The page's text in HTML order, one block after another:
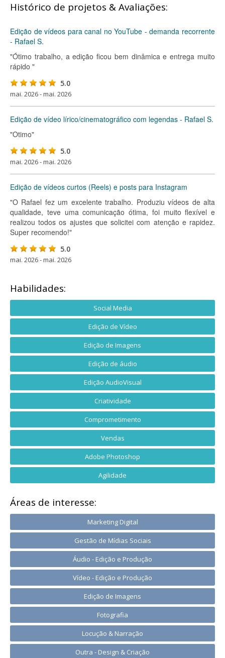
Histórico de projetos & Avaliações:
Edição de vídeos para canal no YouTube - demanda recorrente
- Rafael S.
"Ótimo trabalho, a edição ficou bem dinâmica e entrega muito
rápido "
5.0
mai. 2026 - mai. 2026
Edição de vídeo lírico/cinematográfico com legendas - Rafael S.
"Otimo"
5.0
mai. 2026 - mai. 2026
Edição de vídeos curtos (Reels) e posts para Instagram
"O Rafael fez um excelente trabalho. Produziu vídeos de alta
qualidade, teve uma comunicação ótima, foi muito flexível e
realizou todos os ajustes que solicitei com atenção e rapidez.
Super recomendo!"
5.0
mai. 2026 - mai. 2026
Habilidades:
Social Media
Edição de Vídeo
Edição de Imagens
Edição de áudio
Edição AudioVisual
Criatividade
Comprometimento
Vendas
Adobe Photoshop
Agilidade
Áreas de interesse:
Marketing Digital
Gestão de Mídias Sociais
Áudio - Edição e Produção
Vídeo - Edição e Produção
Edição de Imagens
Fotografia
Locução & Narração
Outra - Design & Criação